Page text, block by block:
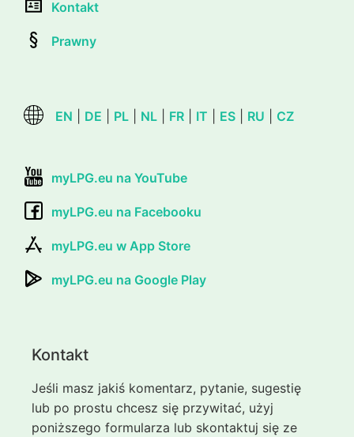
Kontakt
Prawny
EN DE PL NL FR IT ES RU CZ
myLPG.eu na YouTube
myLPG.eu na Facebooku
myLPG.eu w App Store
myLPG.eu na Google Play
Kontakt
Jeśli masz jakiś komentarz, pytanie, sugestię
lub po prostu chcesz się przywitać, użyj
poniższego formularza lub skontaktuj się ze